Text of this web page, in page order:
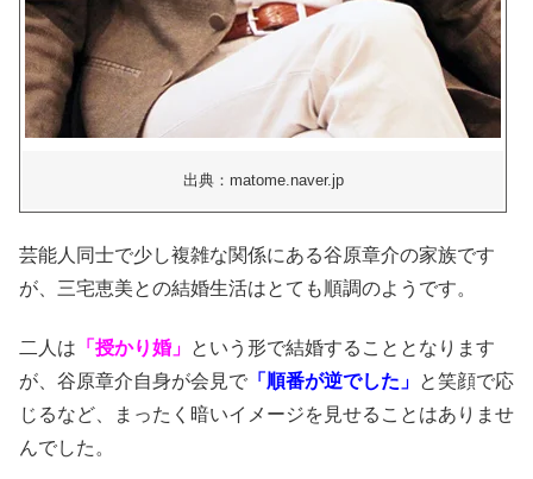
出典：matome.naver.jp
芸能人同士で少し複雑な関係にある谷原章介の家族です
が、三宅恵美との結婚生活はとても順調のようです。
二人は 「授かり婚」 という形で結婚することとなります
が、谷原章介自身が会見で 「順番が逆でした」 と笑顔で応
じるなど、まったく暗いイメージを見せることはありませ
んでした。